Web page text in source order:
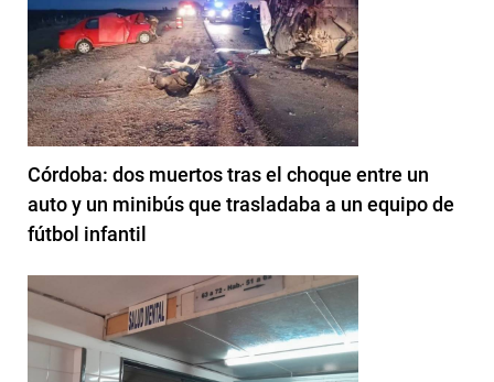
Córdoba: dos muertos tras el choque entre un
auto y un minibús que trasladaba a un equipo de
fútbol infantil